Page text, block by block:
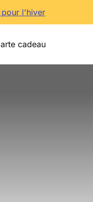
pour l'hiver
cadeau